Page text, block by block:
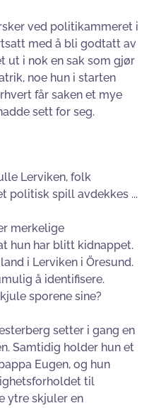
ved politikammeret i
med å bli godtatt av
ut i nok en sak som gjør
noe hun i starten
får saken et mye
sett for seg.
Lerviken, folk
politisk spill avdekkes ...
merkelige
hun har blitt kidnappet.
i Lerviken i Öresund.
å identifisere.
sporene sine?
setter i gang en
Samtidig holder hun et
Eugen, og hun
til
ytre skjuler en